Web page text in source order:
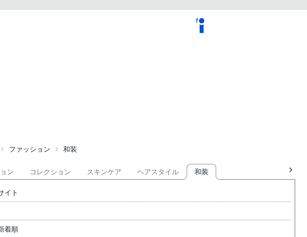
ファッション 和装
ン コレクション スキンケア ヘアスタイル 和装
イト
着順